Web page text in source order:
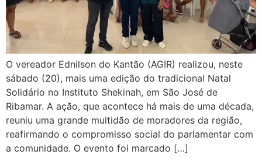
O vereador Ednilson do Kantão (AGIR) realizou, neste
sábado (20), mais uma edição do tradicional Natal
Solidário no Instituto Shekinah, em São José de
Ribamar. A ação, que acontece há mais de uma década,
reuniu uma grande multidão de moradores da região,
reafirmando o compromisso social do parlamentar com
a comunidade. O evento foi marcado […]